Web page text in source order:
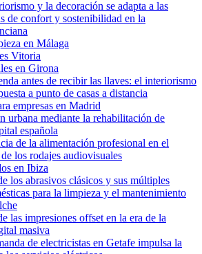
y la decoración se adapta a las
de confort y sostenibilidad en la
en Málaga
Vitoria
en Girona
antes de recibir las llaves: el interiorismo
a punto de casas a distancia
empresas en Madrid
urbana mediante la rehabilitación de
española
de la alimentación profesional en el
los rodajes audiovisuales
en Ibiza
los abrasivos clásicos y sus múltiples
para la limpieza y el mantenimiento
las impresiones offset en la era de la
masiva
de electricistas en Getafe impulsa la